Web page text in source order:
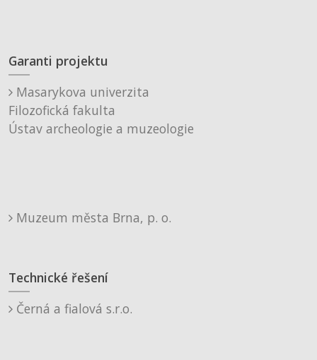
Garanti projektu
Masarykova univerzita
Filozofická fakulta
Ústav archeologie a muzeologie
Muzeum města Brna, p. o.
Technické řešení
Černá a fialová s.r.o.